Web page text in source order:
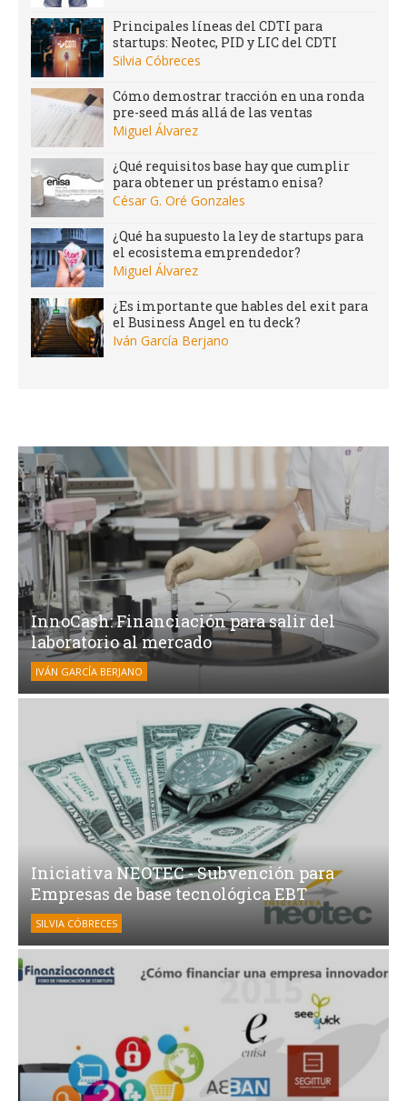
Principales líneas del CDTI para
startups: Neotec, PID y LIC del CDTI
Silvia Cóbreces
Cómo demostrar tracción en una ronda
pre-seed más allá de las ventas
Miguel Álvarez
¿Qué requisitos base hay que cumplir
para obtener un préstamo enisa?
César G. Oré Gonzales
¿Qué ha supuesto la ley de startups para
el ecosistema emprendedor?
Miguel Álvarez
¿Es importante que hables del exit para
el Business Angel en tu deck?
Iván García Berjano
InnoCash: Financiación para salir del
laboratorio al mercado
IVÁN GARCÍA BERJANO
Iniciativa NEOTEC - Subvención para
Empresas de base tecnológica EBT
SILVIA CÓBRECES